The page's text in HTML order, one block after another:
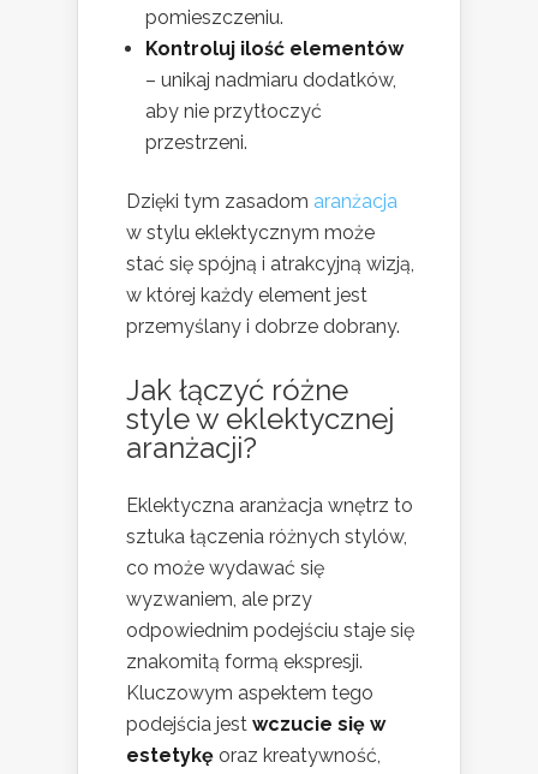
pomieszczeniu.
Kontroluj ilość elementów
– unikaj nadmiaru dodatków,
aby nie przytłoczyć
przestrzeni.
Dzięki tym zasadom aranżacja
w stylu eklektycznym może
stać się spójną i atrakcyjną wizją,
w której każdy element jest
przemyślany i dobrze dobrany.
Jak łączyć różne
style w eklektycznej
aranżacji?
Eklektyczna aranżacja wnętrz to
sztuka łączenia różnych stylów,
co może wydawać się
wyzwaniem, ale przy
odpowiednim podejściu staje się
znakomitą formą ekspresji.
Kluczowym aspektem tego
podejścia jest wczucie się w
estetykę oraz kreatywność,